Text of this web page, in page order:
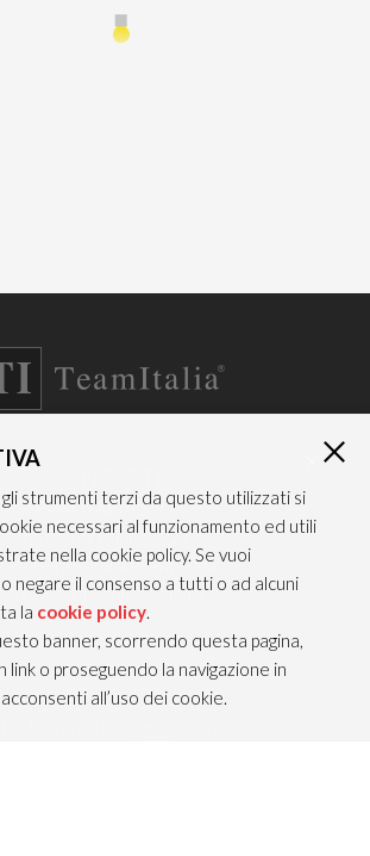
TEAM ITALIA S.R.L.
Via dell’Artigianato 21
di Sommacampagna
37066 VERONA — ITALY
Tel 045/8581640
Fax 045/8581650
strumenti terzi da questo utilizzati si
necessari al funzionamento ed utili
nella cookie policy. Se vuoi
negare il consenso a tutti o ad alcuni
la cookie policy.
banner, scorrendo questa pagina,
link o proseguendo la navigazione in
all’uso dei cookie.